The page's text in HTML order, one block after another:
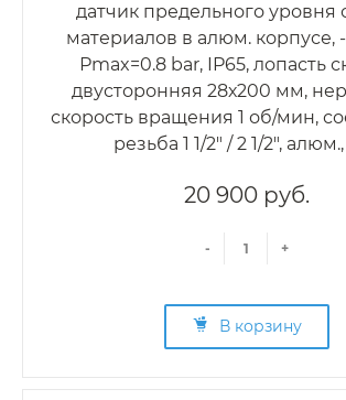
датчик предельного уровня
материалов в алюм. корпусе,
Рmax=0.8 bar, IP65, лопасть
двусторонняя 28х200 мм,
скорость вращения 1 об/мин,
резьба 1 1/2" / 2 1/2",
20 900 руб.
- +
В корзину